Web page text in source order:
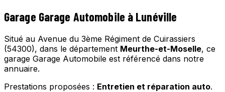
Garage Garage Automobile à Lunéville
Situé au Avenue du 3ème Régiment de Cuirassiers
(54300), dans le département Meurthe-et-Moselle, ce
garage Garage Automobile est référencé dans notre
annuaire.
Prestations proposées : Entretien et réparation auto.